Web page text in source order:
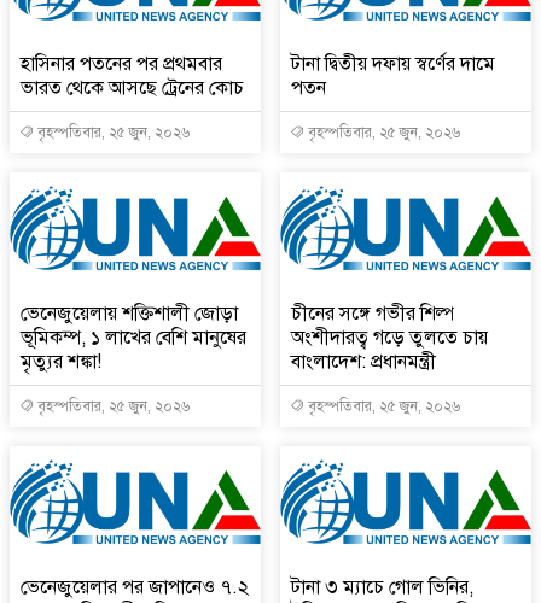
হাসিনার পতনের পর প্রথমবার
ভারত থেকে আসছে ট্রেনের কোচ
বৃহস্পতিবার, ২৫ জুন, ২০২৬
টানা দ্বিতীয় দফায় স্বর্ণের দামে
পতন
বৃহস্পতিবার, ২৫ জুন, ২০২৬
ভেনেজুয়েলায় শক্তিশালী জোড়া
ভূমিকম্প, ১ লাখের বেশি মানুষের
মৃত্যুর শঙ্কা!
বৃহস্পতিবার, ২৫ জুন, ২০২৬
চীনের সঙ্গে গভীর শিল্প
অংশীদারত্ব গড়ে তুলতে চায়
বাংলাদেশ: প্রধানমন্ত্রী
বৃহস্পতিবার, ২৫ জুন, ২০২৬
ভেনেজুয়েলার পর জাপানেও ৭.২
টানা ৩ ম্যাচে গোল ভিনির,